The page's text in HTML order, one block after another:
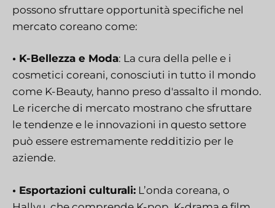
possono sfruttare opportunità specifiche nel
mercato coreano come:
• K-Bellezza e Moda: La cura della pelle e i
cosmetici coreani, conosciuti in tutto il mondo
come K-Beauty, hanno preso d'assalto il mondo.
Le ricerche di mercato mostrano che sfruttare
le tendenze e le innovazioni in questo settore
può essere estremamente redditizio per le
aziende.
• Esportazioni culturali: L’onda coreana, o